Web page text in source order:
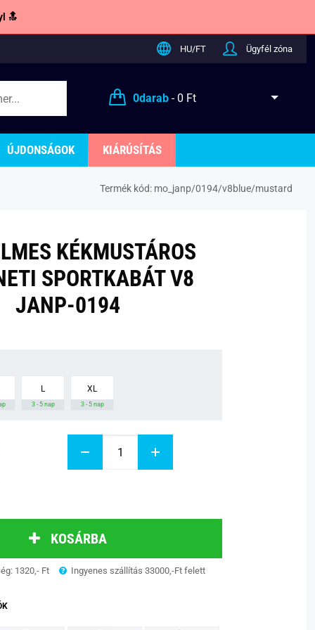
🔝
HU/FT Ügyfél zóna
0darab- 0 Ft
ÚJDONSÁGOK KIÁRÚSÍTÁS
Termék kód: mo_janp/0194/v8blue/mustard
KÉKMUSTÁROS
SPORTKABÁT V8
JANP-0194
L
3 - 5 nap
XL
3 - 5 nap
KOSÁRBA
1320,- Ft Ingyenes szállítás 33000,-Ft felett